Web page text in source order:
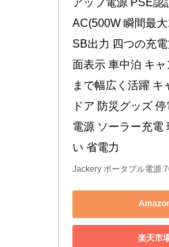
AC(500W 瞬間最
SB出力 四つの充
面表示 車中泊 キャ
まで幅広く活躍 キ
ドア 防災グッズ
電源 ソーラー充電
い 省電力
Jackery ポータブル電源
楽天市